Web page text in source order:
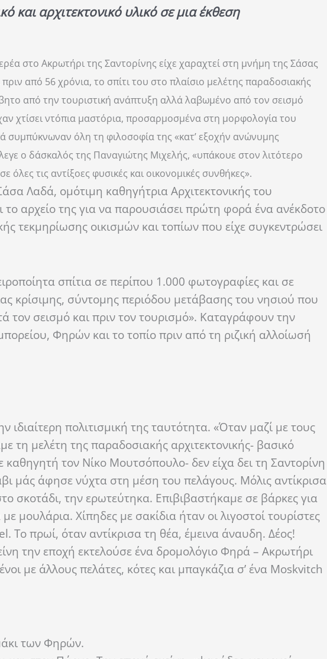
αρχιτεκτονικό υλικό σε μια έκθεση
στο Ακρωτήρι της Σαντορίνης είχε χαραχτεί στη μνήμη της Σάσας
από 56 χρόνια, το σπίτι του στο πλαίσιο μελέτης παραδοσιακής
από την τουριστική ανάπτυξη αλλά λαβωμένο από τον σεισμό
χτίσει ντόπια μαστόρια, προσαρμοσμένα στη μορφολογία του
συμπύκνωναν όλη τη φιλοσοφία της «κατ’ εξοχήν ανώνυμης
ο δάσκαλός της Παναγιώτης Μιχελής, «υπάκουε στον λιτότερο
τις αντίξοες φυσικές και οικονομικές συνθήκες».
Λαδά, ομότιμη καθηγήτρια Αρχιτεκτονικής του
το αρχείο της για να παρουσιάσει πρώτη φορά ένα ανέκδοτο
τεκμηρίωσης οικισμών και τοπίων που είχε συγκεντρώσει
σπίτια σε περίπου 1.000 φωτογραφίες και σε
κρίσιμης, σύντομης περιόδου μετάβασης του νησιού που
τον σεισμό και πριν τον τουρισμό». Καταγράφουν την
Φηρών και το τοπίο πριν από τη ριζική αλλοίωσή
πολιτισμική της ταυτότητα. «Όταν μαζί με τους
μελέτη της παραδοσιακής αρχιτεκτονικής- βασικό
τον Νίκο Μουτσόπουλο- δεν είχα δει τη Σαντορίνη
μάς άφησε νύχτα στη μέση του πελάγους. Μόλις αντίκρισα
σκοτάδι, την ερωτεύτηκα. Επιβιβαστήκαμε σε βάρκες για
Χίπηδες με σακίδια ήταν οι λιγοστοί τουρίστες
Το πρωί, όταν αντίκρισα τη θέα, έμεινα άναυδη. Δέος!
την εποχή εκτελούσε ένα δρομολόγιο Φηρά – Ακρωτήρι
με άλλους πελάτες, κότες και μπαγκάζια σ’ ένα Moskvitch
των Φηρών.